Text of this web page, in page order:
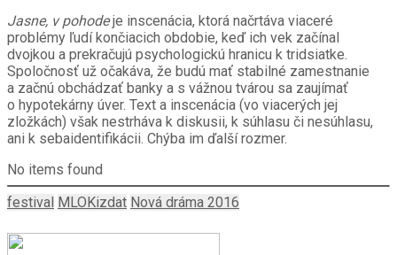
Jasne, v pohodeje inscenácia, ktorá načrtáva viaceré
problémy ľudí končiacich obdobie, keď ich vek začínal
dvojkou a prekračujú psychologickú hranicu k tridsiatke.
Spoločnosť už očakáva, že budú mať stabilné zamestnanie
a začnú obchádzať banky a s vážnou tvárou sa zaujímať
o hypotekárny úver. Text a inscenácia (vo viacerých jej
zložkách) však nestrháva k diskusii, k súhlasu či nesúhlasu,
ani k sebaidentifikácii. Chýba im ďalší rozmer.
No items found
festival MLOKizdat Nová dráma 2016